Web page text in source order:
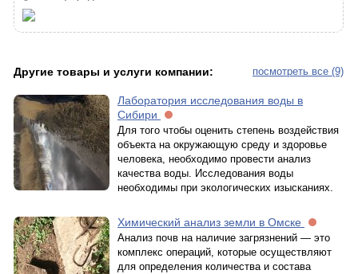
посмотреть все (9)
Другие товары и услуги компании:
Лаборатория исследования воды в
Сибири
Для того чтобы оценить степень воздействия
объекта на окружающую среду и здоровье
человека, необходимо провести анализ
качества воды. Исследования воды
необходимы при экологических изысканиях.
Химический анализ земли в Омске
Анализ почв на наличие загрязнений — это
комплекс операций, которые осуществляют
для определения количества и состава